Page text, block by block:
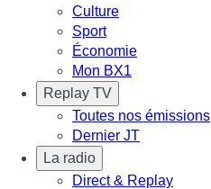
Culture
Sport
Économie
Mon BX1
Replay TV
Toutes nos émissions
Dernier JT
La radio
Direct & Replay